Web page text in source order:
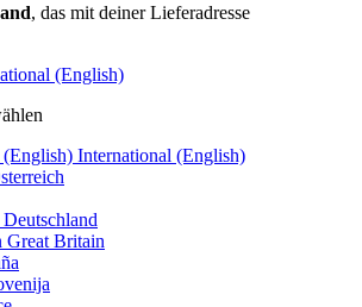
, das mit deiner Lieferadresse
(English)
International (English)
Deutschland
Great Britain